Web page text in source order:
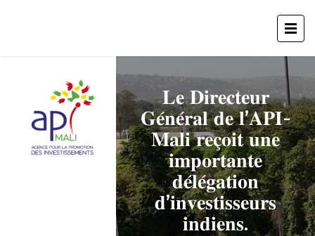
𝐋𝐞 𝐃𝐢𝐫𝐞𝐜𝐭𝐞𝐮𝐫
𝐆𝐞́𝐧𝐞́𝐫𝐚𝐥 𝐝𝐞 𝐥’𝐀𝐏𝐈-
𝐌𝐚𝐥𝐢 𝐫𝐞𝐜̧𝐨𝐢𝐭 𝐮𝐧𝐞
𝐢𝐦𝐩𝐨𝐫𝐭𝐚𝐧𝐭𝐞
𝐝𝐞́𝐥𝐞́𝐠𝐚𝐭𝐢𝐨𝐧
𝐝’𝐢𝐧𝐯𝐞𝐬𝐭𝐢𝐬𝐬𝐞𝐮𝐫𝐬
𝐢𝐧𝐝𝐢𝐞𝐧𝐬.